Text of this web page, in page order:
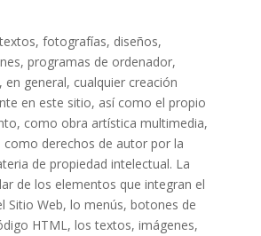
fotografías, diseños,
programas de ordenador,
general, cualquier creación
en este sitio, así como el propio
como obra artística multimedia,
derechos de autor por la
de propiedad intelectual. La
de los elementos que integran el
Sitio Web, lo menús, botones de
HTML, los textos, imágenes,